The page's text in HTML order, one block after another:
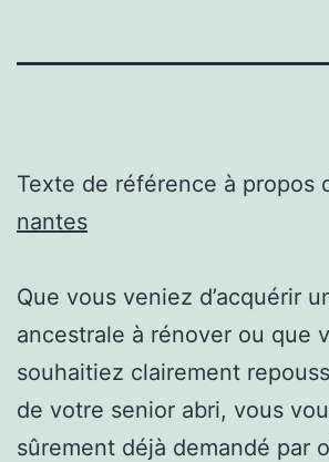
Texte de référence à propos
nantes
Que vous veniez d’acquérir
ancestrale à rénover ou que
souhaitiez clairement
de votre senior abri, vous
sûrement déjà demandé par